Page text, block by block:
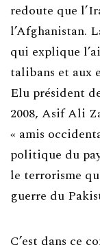
redoute que
l’Afghanistan.
qui explique
talibans et aux
Elu président
2008, Asif Ali
« amis
politique du
le terrorisme
guerre du
C’est dans ce